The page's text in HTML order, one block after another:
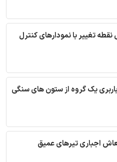
تغییر با نمودارهای کنترل
یک گروه از ستون های سنگی
اجباری تیرهای عمیق